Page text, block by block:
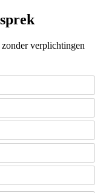
verplichtingen